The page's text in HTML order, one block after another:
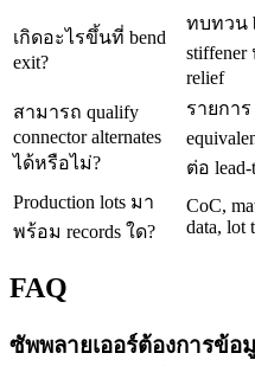
เกิดอะไรขึ้นที่ bend
exit?
ทบทวน
stiffener
relief
สามารถ qualify
connector alternates
ได้หรือไม่?
รายการ
ต่อ lead-
Production lots มา
พร้อม records ใด?
CoC,
data, lot
FAQ
ซัพพลายเออร์ต้องการข้อ